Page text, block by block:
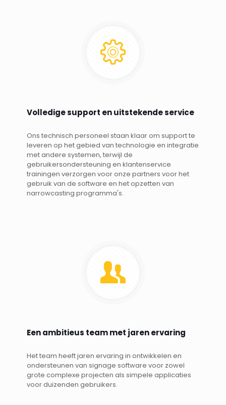
Volledige support en uitstekende service
Ons technisch personeel staan klaar om support te
leveren op het gebied van technologie en integratie
met andere systemen, terwijl de
gebruikersondersteuning en klantenservice
trainingen verzorgen voor onze partners voor het
gebruik van de software en het opzetten van
narrowcasting programma's.
Een ambitieus team met jaren ervaring
Het team heeft jaren ervaring in ontwikkelen en
ondersteunen van signage software voor zowel
grote complexe projecten als simpele applicaties
voor duizenden gebruikers.